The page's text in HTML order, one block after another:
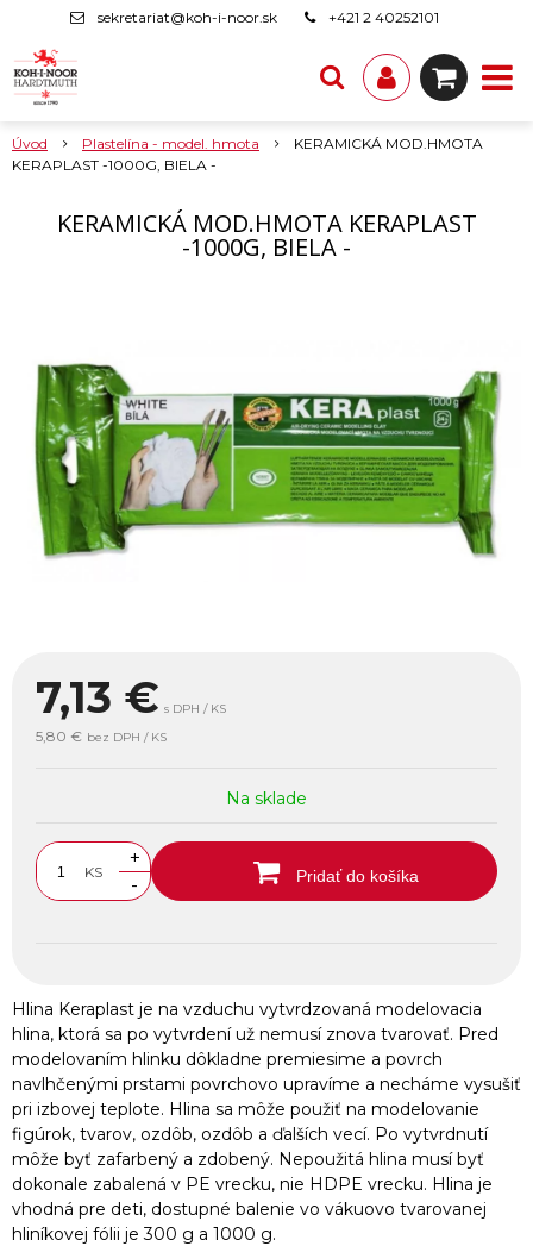
sekretariat@koh-i-noor.sk +421 2 40252101
Úvod Plastelína - model. hmota
KERAMICKÁ MOD.HMOTA
KERAPLAST -1000G, BIELA -
KERAMICKÁ MOD.HMOTA KERAPLAST
-1000G, BIELA -
7,13 € s DPH / KS
5,80 € bez DPH / KS
Na sklade
KS
+
-
Pridať do košíka
Hlina Keraplast je na vzduchu vytvrdzovaná modelovacia
hlina, ktorá sa po vytvrdení už nemusí znova tvarovať. Pred
modelovaním hlinku dôkladne premiesime a povrch
navlhčenými prstami povrchovo upravíme a necháme vysušiť
pri izbovej teplote. Hlina sa môže použiť na modelovanie
figúrok, tvarov, ozdôb, ozdôb a ďalších vecí. Po vytvrdnutí
môže byť zafarbený a zdobený. Nepoužitá hlina musí byť
dokonale zabalená v PE vrecku, nie HDPE vrecku. Hlina je
vhodná pre deti, dostupné balenie vo vákuovo tvarovanej
hliníkovej fólii je 300 g a 1000 g.